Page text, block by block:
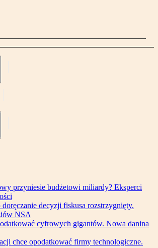
przyniesie budżetowi miliardy? Eksperci
doręczanie decyzji fiskusa rozstrzygnięty.
NSA
cyfrowych gigantów. Nowa danina
chce opodatkować firmy technologiczne.